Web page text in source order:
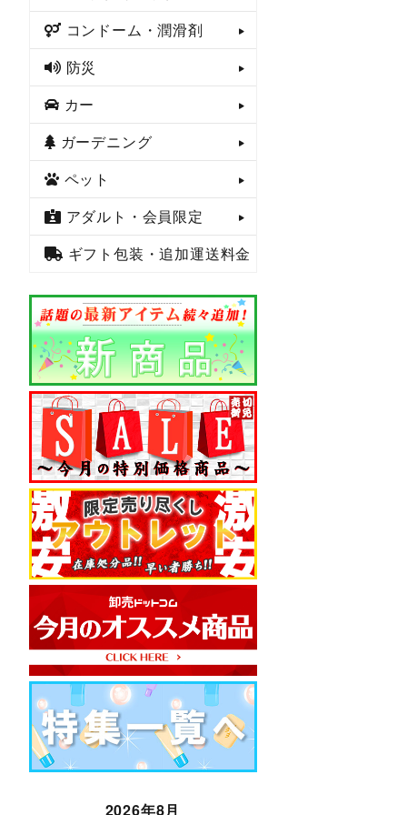
コンドーム・潤滑剤
防災
カー
ガーデニング
ペット
アダルト・会員限定
ギフト包装・追加運送料金
2026年8月